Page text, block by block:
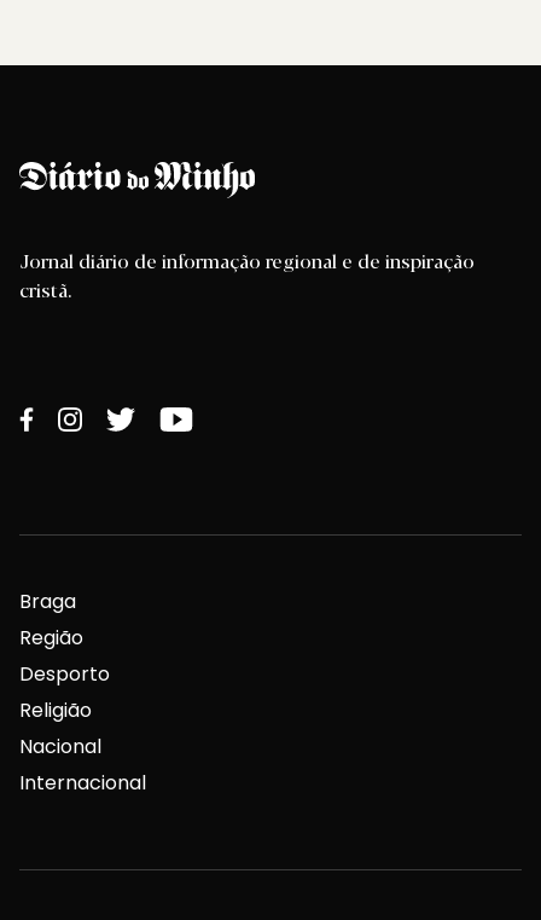
Jornal diário de informação regional e de inspiração
cristã.
Braga
Região
Desporto
Religião
Nacional
Internacional